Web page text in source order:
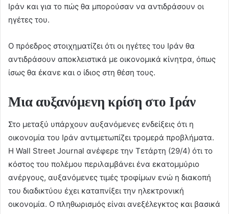
Ιράν και για το πώς θα μπορούσαν να αντιδράσουν οι
ηγέτες του.
Ο πρόεδρος στοιχηματίζει ότι οι ηγέτες του Ιράν θα
αντιδράσουν αποκλειστικά με οικονομικά κίνητρα, όπως
ίσως θα έκανε και ο ίδιος στη θέση τους.
Μια αυξανόμενη κρίση στο Ιράν
Στο μεταξύ υπάρχουν αυξανόμενες ενδείξεις ότι η
οικονομία του Ιράν αντιμετωπίζει τρομερά προβλήματα.
Η Wall Street Journal ανέφερε την Τετάρτη (29/4) ότι το
κόστος του πολέμου περιλαμβάνει ένα εκατομμύριο
ανέργους, αυξανόμενες τιμές τροφίμων ενώ η διακοπή
του διαδικτύου έχει καταπνίξει την ηλεκτρονική
οικονομία. Ο πληθωρισμός είναι ανεξέλεγκτος και βασικά